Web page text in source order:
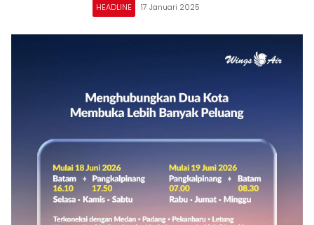
HEADLINE 17 Januari 2025